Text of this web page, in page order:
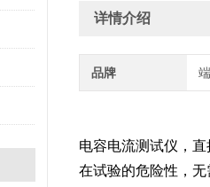
详情介绍
品牌
电容电流测试仪，
在试验的危险性，